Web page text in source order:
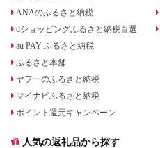
ANAのふるさと納税
dショッピングふるさと納税百選
au PAY ふるさと納税
ふるさと本舗
ヤフーのふるさと納税
マイナビふるさと納税
ポイント還元キャンペーン
人気の返礼品から探す